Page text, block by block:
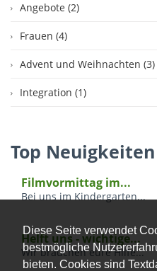
Diese Seite verwendet
bestmögliche
bieten. Cookies sind
Angebote (2)
Frauen (4)
Advent und Weihnachten (3)
Integration (1)
Top Neuigkeiten
Filmvormittag im...
Bei uns im Kindergarten...
Helft uns - wichtige...
Wir brauchen eure Hilfe...